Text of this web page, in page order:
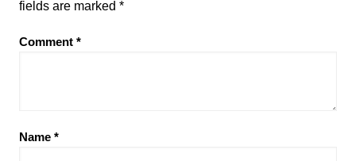
fields are marked *
Comment *
Name *